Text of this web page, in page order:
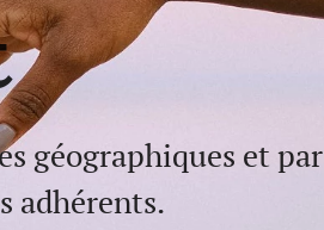
géographiques et par
adhérents.